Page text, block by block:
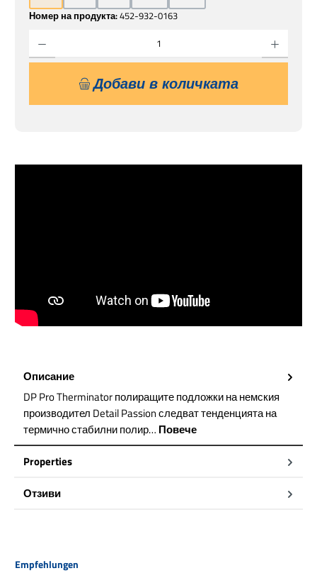
Номер на продукта:452-932-0163
Добави в количката
Описание
DP Pro Therminator полиращите подложки на немския
производител Detail Passion следват тенденцията на
термично стабилни полир… Повече
Properties
Отзиви
Пропуснете продуктовата галерия
Empfehlungen